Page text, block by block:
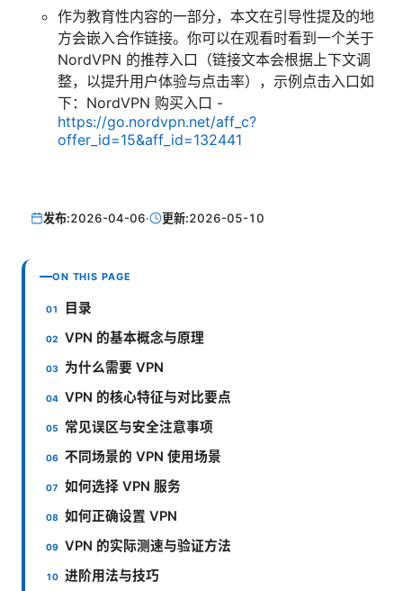
作为教育性内容的一部分，本文在引导性提及的地
方会嵌入合作链接。你可以在观看时看到一个关于
NordVPN 的推荐入口（链接文本会根据上下文调
整，以提升用户体验与点击率），示例点击入口如
下：NordVPN 购买入口 -
https://go.nordvpn.net/aff_c?
offer_id=15&aff_id=132441
发布:2026-04-06· 更新:2026-05-10
ON THIS PAGE
目录
VPN 的基本概念与原理
为什么需要 VPN
VPN 的核心特征与对比要点
常见误区与安全注意事项
不同场景的 VPN 使用场景
如何选择 VPN 服务
如何正确设置 VPN
VPN 的实际测速与验证方法
进阶用法与技巧